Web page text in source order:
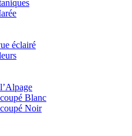
éclairé
Blanc
Noir